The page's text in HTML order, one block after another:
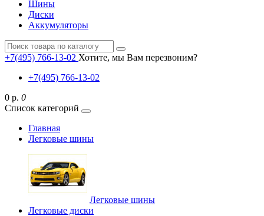
Шины
Диски
Аккумуляторы
+7(495) 766-13-02 Хотите, мы Вам перезвоним?
+7(495) 766-13-02
0 р. 0
Список категорий
Главная
Легковые шины
Легковые шины
Легковые диски